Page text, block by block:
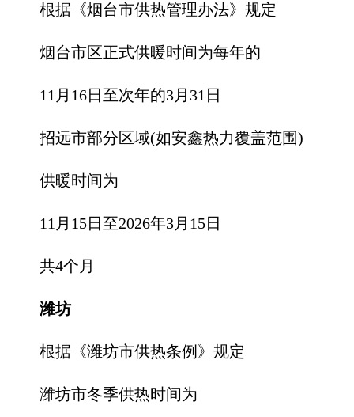
根据《烟台市供热管理办法》规定
烟台市区正式供暖时间为每年的
11月16日至次年的3月31日
招远市部分区域(如安鑫热力覆盖范围)
供暖时间为
11月15日至2026年3月15日
共4个月
潍坊
根据《潍坊市供热条例》规定
潍坊市冬季供热时间为